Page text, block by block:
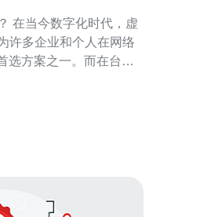
许多企业和个人在网络
选方案之一。而在台
呢？ 在台湾，